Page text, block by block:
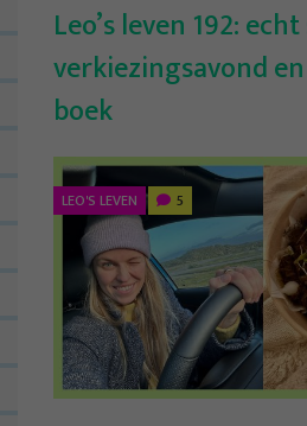
Leo’s leven 192:
verkiezingsavond
boek
LEO'S LEVEN 5